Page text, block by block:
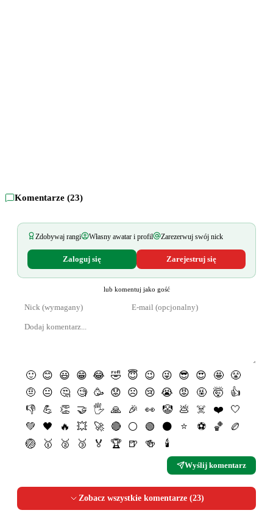
Komentarze (23)
Zdobywaj rangi Własny awatar i profil Zarezerwuj swój nick
Zaloguj się Zarejestruj się
lub komentuj jako gość
🙂 😊 😃 😁 😂 🤣 😇 😉 😜 😎 😍 🤩
😤
🤨
😐 🤔 🧐 🥳 😟 ☹️ 😢 😭 😡 🤬 🤯
👍
👎
💪 👏 🤝 🖐 🙏 🎉 👀 🤡 💩 ☠️ ❤️
🤍
💚
🖤 🔥 💥 🚀 🔴 ⚪️ 🟢 ⚫️ ⭐️ ⚽️ 🏀
🏉
🏐
🥇 🥈 🥉 🏅 🏆 🍺 🍻 🕯
Wyślij komentarz
Zobacz wszystkie komentarze (23)